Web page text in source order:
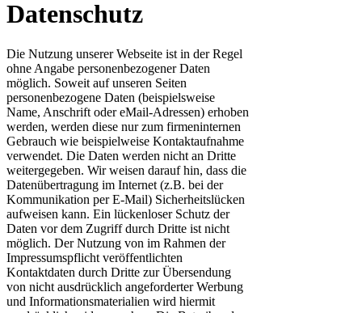
Datenschutz
Die Nutzung unserer Webseite ist in der Regel
ohne Angabe personenbezogener Daten
möglich. Soweit auf unseren Seiten
personenbezogene Daten (beispielsweise
Name, Anschrift oder eMail-Adressen) erhoben
werden, werden diese nur zum firmeninternen
Gebrauch wie beispielweise Kontaktaufnahme
verwendet. Die Daten werden nicht an Dritte
weitergegeben. Wir weisen darauf hin, dass die
Datenübertragung im Internet (z.B. bei der
Kommunikation per E-Mail) Sicherheitslücken
aufweisen kann. Ein lückenloser Schutz der
Daten vor dem Zugriff durch Dritte ist nicht
möglich. Der Nutzung von im Rahmen der
Impressumspflicht veröffentlichten
Kontaktdaten durch Dritte zur Übersendung
von nicht ausdrücklich angeforderter Werbung
und Informationsmaterialien wird hiermit